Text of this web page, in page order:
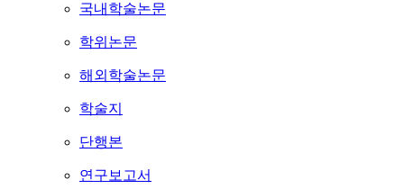
국내학술논문
학위논문
해외학술논문
학술지
단행본
연구보고서